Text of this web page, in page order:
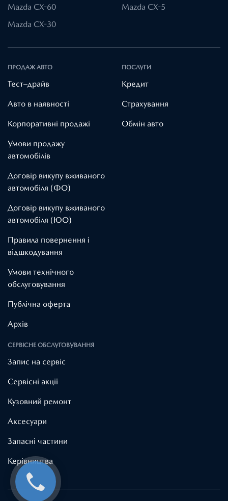
Mazda CX-60
Mazda CX-5
Mazda CX-30
ПРОДАЖ АВТО
Тест–драйв
Авто в наявності
Корпоративні продажі
Умови продажу
автомобілів
Договір викупу вживаного
автомобіля (ФО)
Договір викупу вживаного
автомобіля (ЮО)
Правила повернення і
відшкодування
Умови технічного
обслуговування
Публічна оферта
Архів
ПОСЛУГИ
Кредит
Страхування
Обмін авто
СЕРВІСНЕ ОБСЛУГОВУВАННЯ
Запис на сервіс
Cервісні акції
Кузовний ремонт
Аксесуари
Запасні частини
Керівництва